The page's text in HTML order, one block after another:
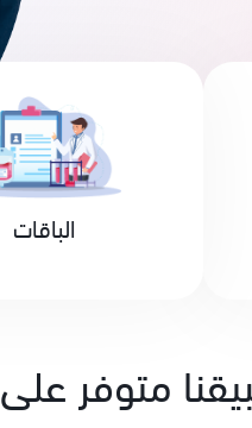
الباقات
متوفر على